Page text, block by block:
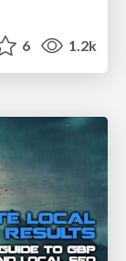
6 1.2k